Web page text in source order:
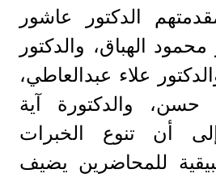
الدكتور عاشور
الهباق، والدكتور
علاء عبدالعاطي،
حسن، والدكتورة آية
أن تنوع الخبرات
للمحاضرين يضيف